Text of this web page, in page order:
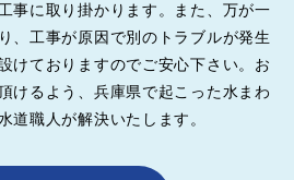
事に取り掛かります。また、万が一
、工事が原因で別のトラブルが発生
けておりますのでご安心下さい。お
けるよう、兵庫県で起こった水まわ
道職人が解決いたします。